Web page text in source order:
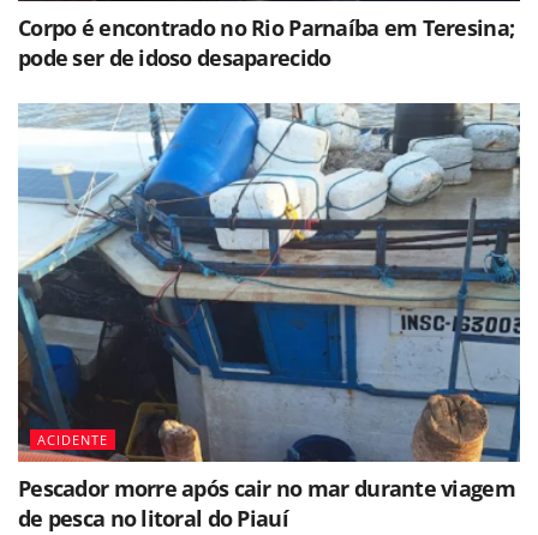
Corpo é encontrado no Rio Parnaíba em Teresina;
pode ser de idoso desaparecido
ACIDENTE
Pescador morre após cair no mar durante viagem
de pesca no litoral do Piauí